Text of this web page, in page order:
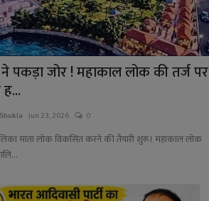
ने पकड़ा जोर ! महाकाल लोक की तर्ज पर
Jun 23, 2026 0
माता लोक विकसित करने की तैयारी शुरू। महाकाल लोक